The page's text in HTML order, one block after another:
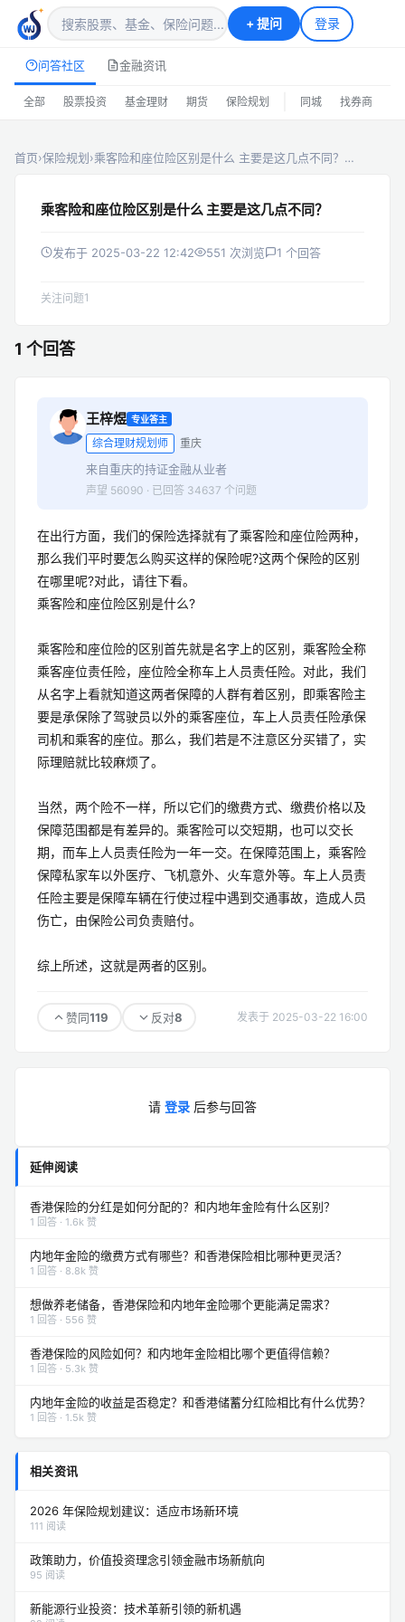
+提问 登录
问答社区 金融资讯
全部 股票投资 基金理财 期货 保险规划 同城 找券商
首页›保险规划›乘客险和座位险区别是什么 主要是这几点不同？…
乘客险和座位险区别是什么 主要是这几点不同？
发布于 2025-03-22 12:42 551 次浏览 1 个回答
关注问题1
1 个回答
王梓煜 专业答主
综合理财规划师 重庆
来自重庆的持证金融从业者
声望 56090 · 已回答 34637 个问题
在出行方面，我们的保险选择就有了乘客险和座位险两种，
那么我们平时要怎么购买这样的保险呢?这两个保险的区别
在哪里呢?对此，请往下看。
乘客险和座位险区别是什么?
乘客险和座位险的区别首先就是名字上的区别，乘客险全称
乘客座位责任险，座位险全称车上人员责任险。对此，我们
从名字上看就知道这两者保障的人群有着区别，即乘客险主
要是承保除了驾驶员以外的乘客座位，车上人员责任险承保
司机和乘客的座位。那么，我们若是不注意区分买错了，实
际理赔就比较麻烦了。
当然，两个险不一样，所以它们的缴费方式、缴费价格以及
保障范围都是有差异的。乘客险可以交短期，也可以交长
期，而车上人员责任险为一年一交。在保障范围上，乘客险
保障私家车以外医疗、飞机意外、火车意外等。车上人员责
任险主要是保障车辆在行使过程中遇到交通事故，造成人员
伤亡，由保险公司负责赔付。
综上所述，这就是两者的区别。
赞同119 反对8 发表于 2025-03-22 16:00
请 登录 后参与回答
延伸阅读
香港保险的分红是如何分配的？和内地年金险有什么区别？
1 回答 · 1.6k 赞
内地年金险的缴费方式有哪些？和香港保险相比哪种更灵活？
1 回答 · 8.8k 赞
想做养老储备，香港保险和内地年金险哪个更能满足需求？
1 回答 · 556 赞
香港保险的风险如何？和内地年金险相比哪个更值得信赖？
1 回答 · 5.3k 赞
内地年金险的收益是否稳定？和香港储蓄分红险相比有什么优势？
1 回答 · 1.5k 赞
相关资讯
2026 年保险规划建议：适应市场新环境
111 阅读
政策助力，价值投资理念引领金融市场新航向
95 阅读
新能源行业投资：技术革新引领的新机遇